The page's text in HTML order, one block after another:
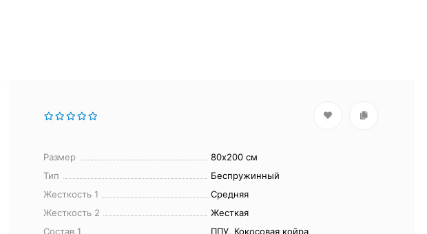
Размер
80х200 см
Тип
Беспружинный
Жесткость 1
Средняя
Жесткость 2
Жесткая
Состав 1
ППУ, Кокосовая койра